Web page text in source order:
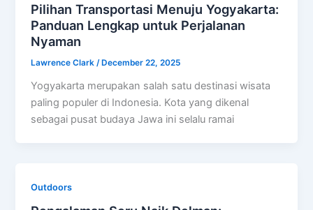
Pilihan Transportasi Menuju Yogyakarta:
Panduan Lengkap untuk Perjalanan
Nyaman
Lawrence Clark/December 22, 2025
Yogyakarta merupakan salah satu destinasi wisata
paling populer di Indonesia. Kota yang dikenal
sebagai pusat budaya Jawa ini selalu ramai
Outdoors